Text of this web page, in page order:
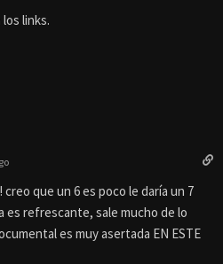
links.
que un 6 es poco le daría un 7
es refrescante, sale mucho de lo
es muy asertada EN ESTE